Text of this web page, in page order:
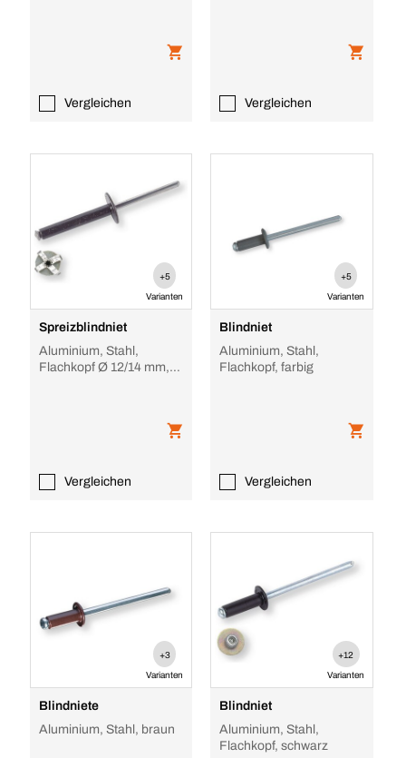
Vergleichen Vergleichen
+5
Varianten
Spreizblindniet
Aluminium, Stahl,
Flachkopf Ø 12/14 mm,
Vergleichen
+5
Varianten
Blindniet
Aluminium, Stahl,
Flachkopf, farbig
Vergleichen
+3
Varianten
Blindniete
Aluminium, Stahl, braun
+12
Varianten
Blindniet
Aluminium, Stahl,
Flachkopf, schwarz